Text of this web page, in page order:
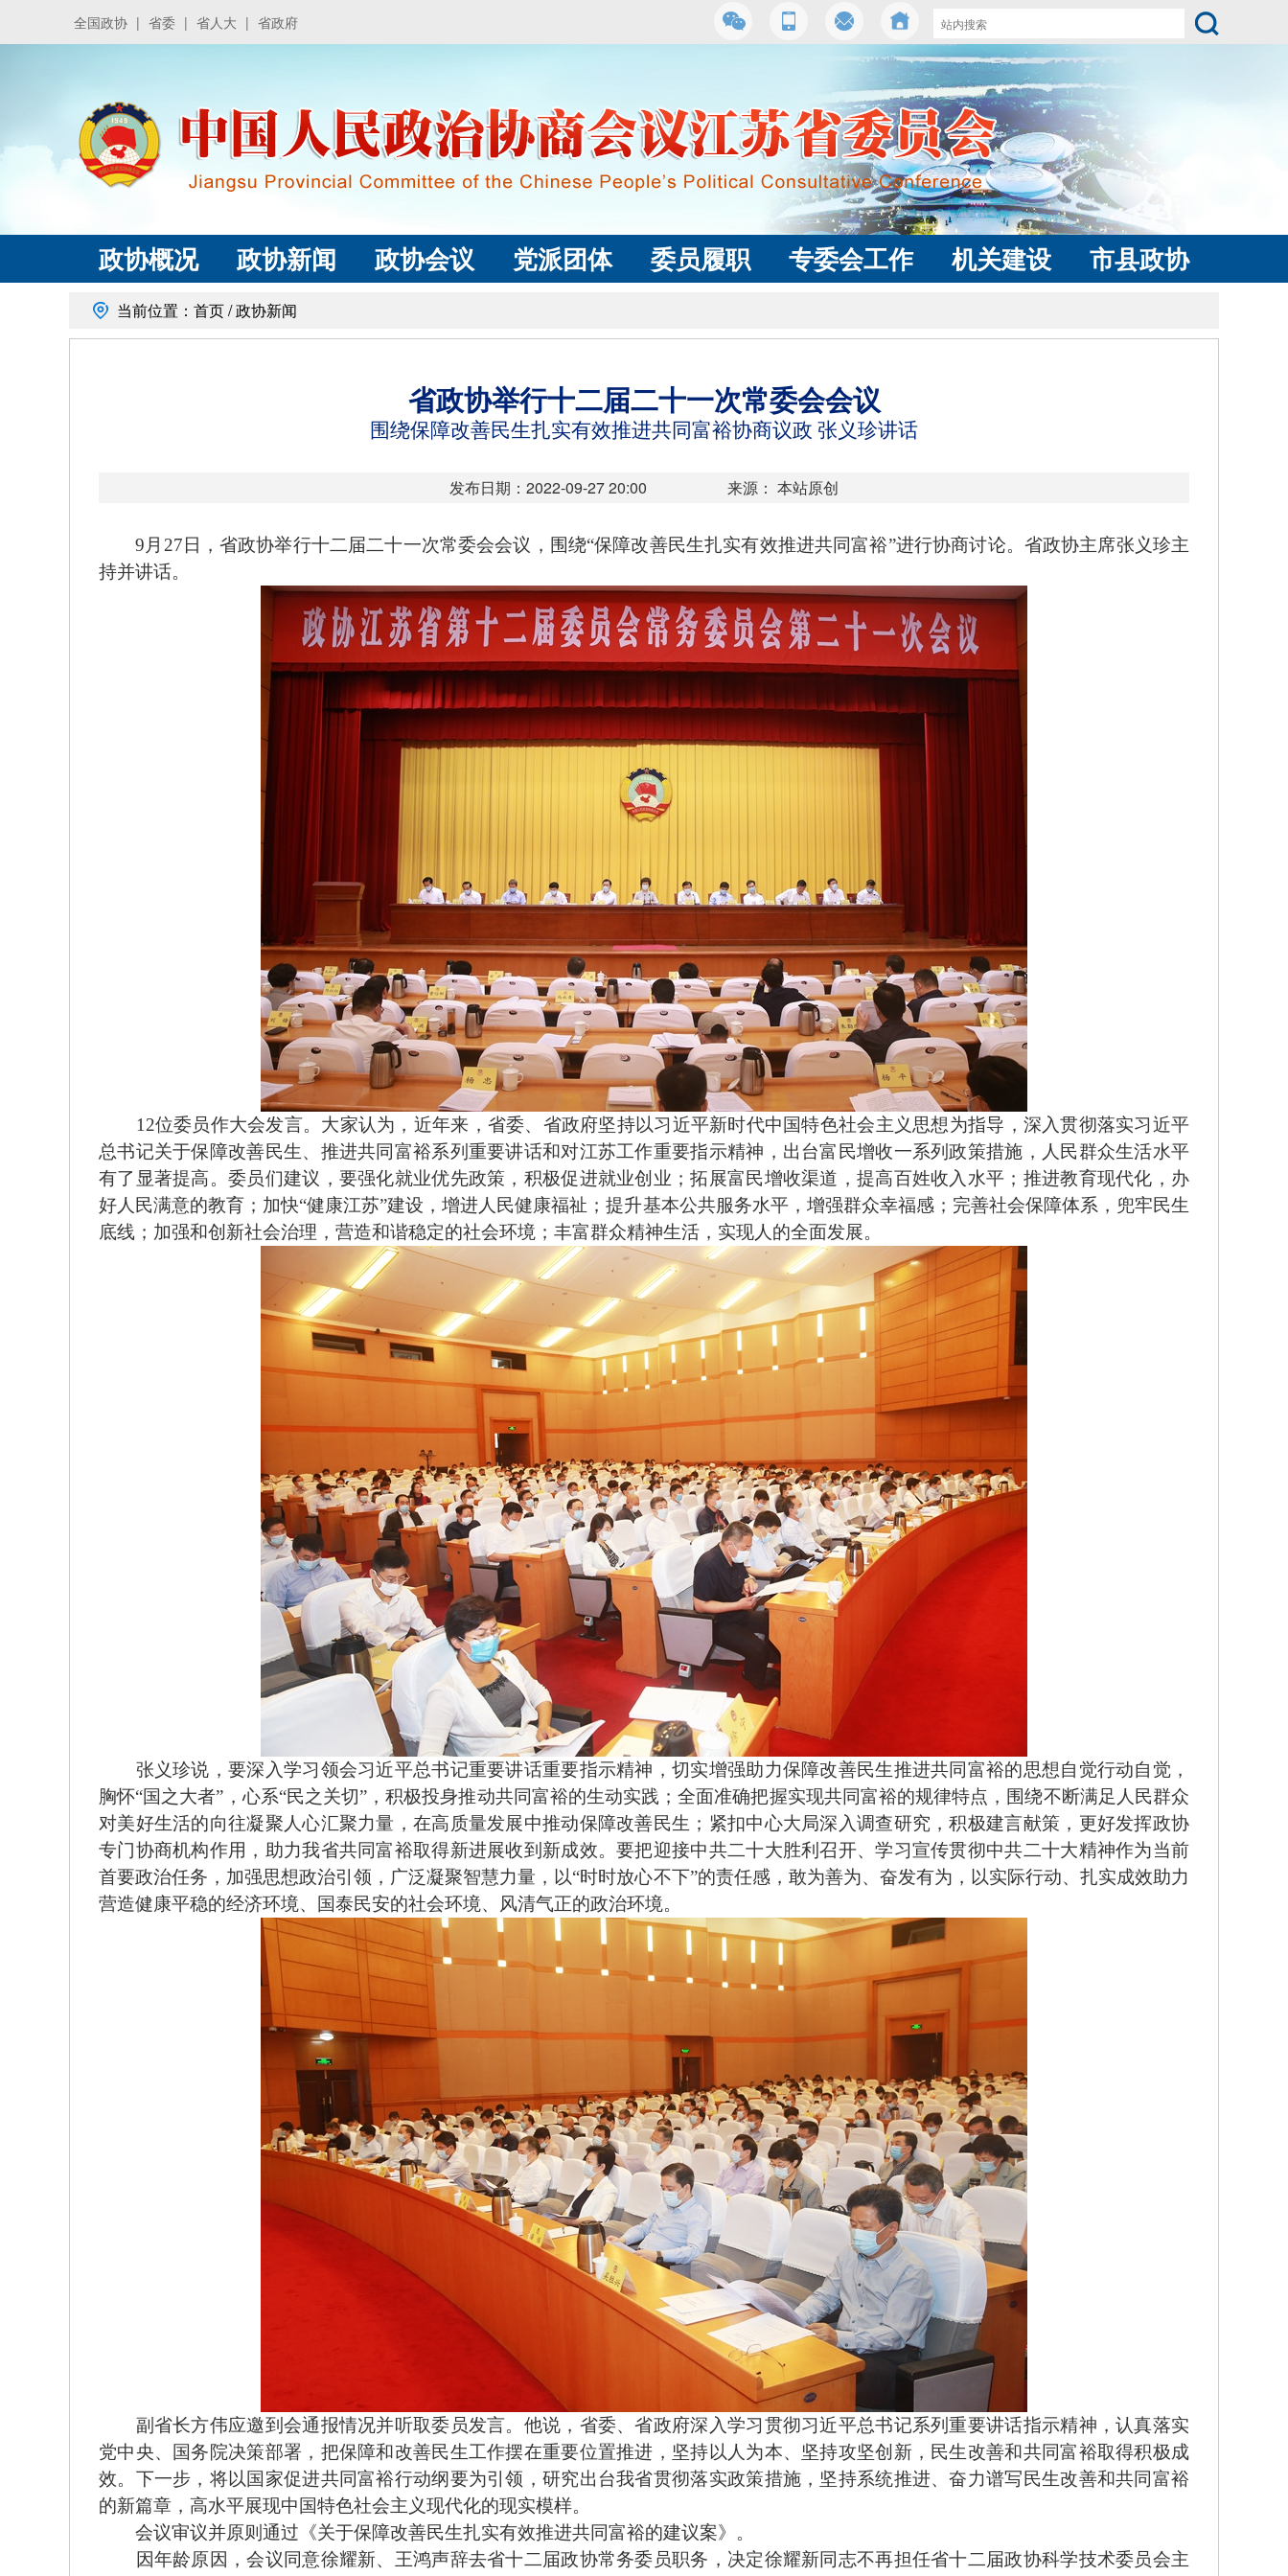
全国政协 | 省委 | 省人大 | 省政府
政协概况 政协新闻 政协会议 党派团体 委员履职 专委会工作 机关建设 市县政协
当前位置： 首页/政协新闻
省政协举行十二届二十一次常委会会议
围绕保障改善民生扎实有效推进共同富裕协商议政 张义珍讲话
发布日期：2022-09-27 20:00 来源： 本站原创
9月27日，省政协举行十二届二十一次常委会会议，围绕“保障改善民生扎实有效推进共同富裕”进行协商讨论。省政协主席张义珍主
持并讲话。
12位委员作大会发言。大家认为，近年来，省委、省政府坚持以习近平新时代中国特色社会主义思想为指导，深入贯彻落实习近平
总书记关于保障改善民生、推进共同富裕系列重要讲话和对江苏工作重要指示精神，出台富民增收一系列政策措施，人民群众生活水平
有了显著提高。委员们建议，要强化就业优先政策，积极促进就业创业；拓展富民增收渠道，提高百姓收入水平；推进教育现代化，办
好人民满意的教育；加快“健康江苏”建设，增进人民健康福祉；提升基本公共服务水平，增强群众幸福感；完善社会保障体系，兜牢民生
底线；加强和创新社会治理，营造和谐稳定的社会环境；丰富群众精神生活，实现人的全面发展。
张义珍说，要深入学习领会习近平总书记重要讲话重要指示精神，切实增强助力保障改善民生推进共同富裕的思想自觉行动自觉，
胸怀“国之大者”，心系“民之关切”，积极投身推动共同富裕的生动实践；全面准确把握实现共同富裕的规律特点，围绕不断满足人民群众
对美好生活的向往凝聚人心汇聚力量，在高质量发展中推动保障改善民生；紧扣中心大局深入调查研究，积极建言献策，更好发挥政协
专门协商机构作用，助力我省共同富裕取得新进展收到新成效。要把迎接中共二十大胜利召开、学习宣传贯彻中共二十大精神作为当前
首要政治任务，加强思想政治引领，广泛凝聚智慧力量，以“时时放心不下”的责任感，敢为善为、奋发有为，以实际行动、扎实成效助力
营造健康平稳的经济环境、国泰民安的社会环境、风清气正的政治环境。
副省长方伟应邀到会通报情况并听取委员发言。他说，省委、省政府深入学习贯彻习近平总书记系列重要讲话指示精神，认真落实
党中央、国务院决策部署，把保障和改善民生工作摆在重要位置推进，坚持以人为本、坚持攻坚创新，民生改善和共同富裕取得积极成
效。下一步，将以国家促进共同富裕行动纲要为引领，研究出台我省贯彻落实政策措施，坚持系统推进、奋力谱写民生改善和共同富裕
的新篇章，高水平展现中国特色社会主义现代化的现实模样。
会议审议并原则通过《关于保障改善民生扎实有效推进共同富裕的建议案》。
因年龄原因，会议同意徐耀新、王鸿声辞去省十二届政协常务委员职务，决定徐耀新同志不再担任省十二届政协科学技术委员会主